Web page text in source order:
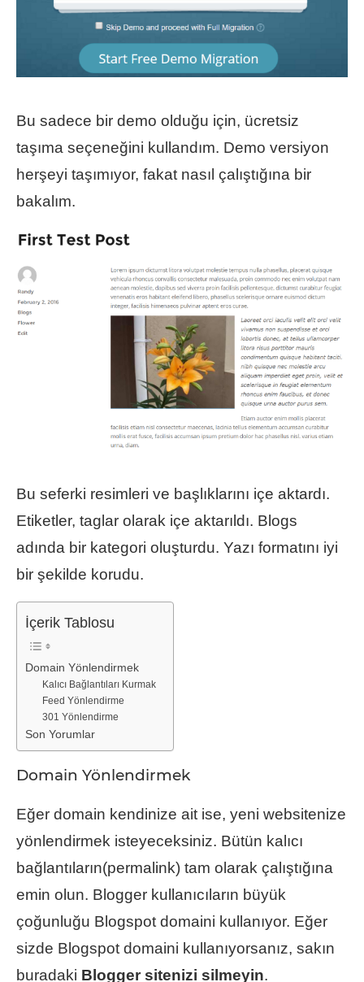
Bu sadece bir demo olduğu için, ücretsiz
taşıma seçeneğini kullandım. Demo versiyon
herşeyi taşımıyor, fakat nasıl çalıştığına bir
bakalım.
Bu seferki resimleri ve başlıklarını içe aktardı.
Etiketler, taglar olarak içe aktarıldı. Blogs
adında bir kategori oluşturdu. Yazı formatını iyi
bir şekilde korudu.
İçerik Tablosu
Domain Yönlendirmek
Kalıcı Bağlantıları Kurmak
Feed Yönlendirme
301 Yönlendirme
Son Yorumlar
Domain Yönlendirmek
Eğer domain kendinize ait ise, yeni websitenize
yönlendirmek isteyeceksiniz. Bütün kalıcı
bağlantıların(permalink) tam olarak çalıştığına
emin olun. Blogger kullanıcıların büyük
çoğunluğu Blogspot domaini kullanıyor. Eğer
sizde Blogspot domaini kullanıyorsanız, sakın
buradaki Blogger sitenizi silmeyin.